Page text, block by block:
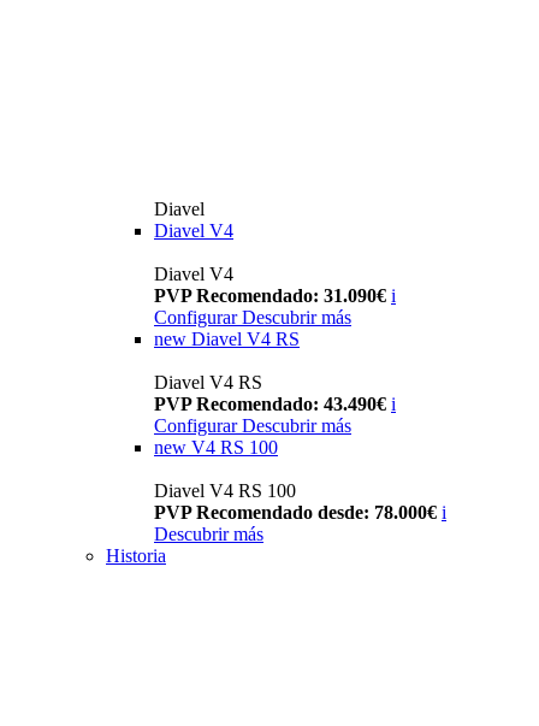
Diavel
Diavel V4
Diavel V4
PVP Recomendado: 31.090€ i
Configurar Descubrir más
new Diavel V4 RS
Diavel V4 RS
PVP Recomendado: 43.490€ i
Configurar Descubrir más
new V4 RS 100
Diavel V4 RS 100
PVP Recomendado desde: 78.000€ i
Descubrir más
Historia